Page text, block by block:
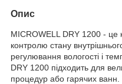
Опис
MICROWELL DRY 1200 - це
контролю стану
регулювання вологості і
DRY 1200 підходить для
процедур або гарячих